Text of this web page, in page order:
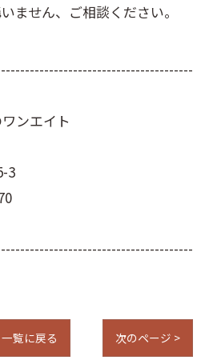
ません、ご相談ください。
ンエイト
3
一覧に戻る 次のページ >